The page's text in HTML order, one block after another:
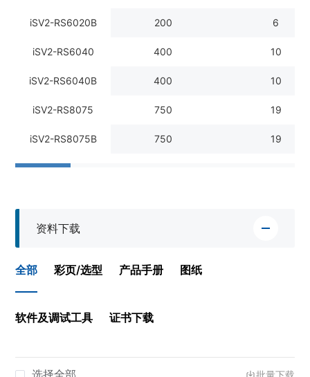
iSV2-RS6020B 200 6
iSV2-RS6040 400 10
iSV2-RS6040B 400 10
iSV2-RS8075 750 19
iSV2-RS8075B 750 19
资料下载
全部 彩页/选型 产品手册 图纸
软件及调试工具 证书下载
选择全部 批量下载